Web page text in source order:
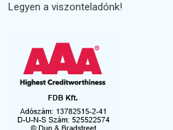
Legyen a viszonteladónk!